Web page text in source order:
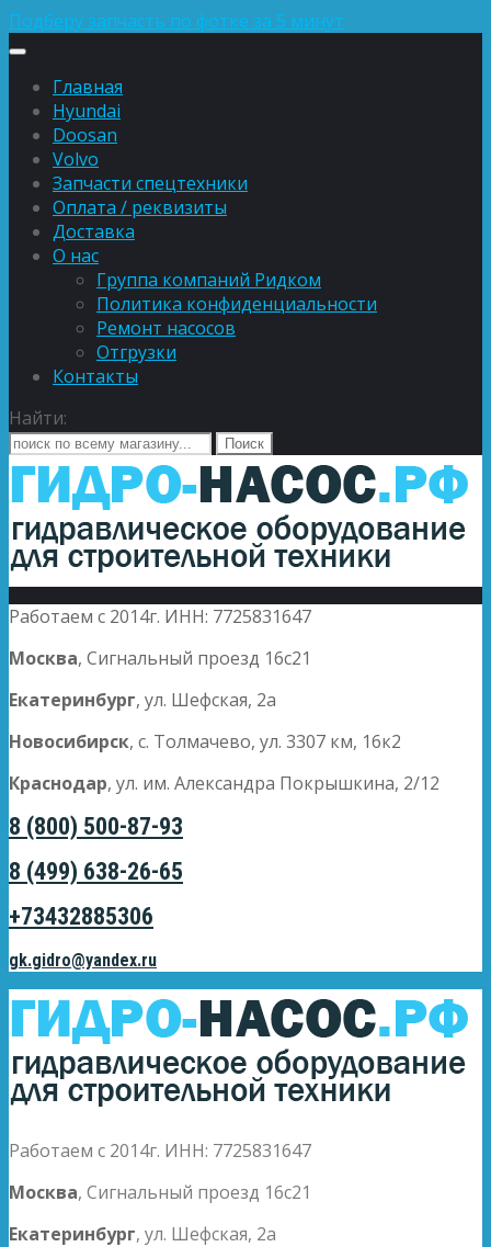
Подберу запчасть по фотке за 5 минут
Главная
Hyundai
Doosan
Volvo
Запчасти спецтехники
Оплата / реквизиты
Доставка
О нас
Группа компаний Ридком
Политика конфиденциальности
Ремонт насосов
Отгрузки
Контакты
Найти:
Работаем с 2014г. ИНН: 7725831647
Москва, Сигнальный проезд 16с21
Екатеринбург, ул. Шефская, 2а
Новосибирск, с. Толмачево, ул. 3307 км, 16к2
Краснодар, ул. им. Александра Покрышкина, 2/12
8 (800) 500-87-93
8 (499) 638-26-65
+73432885306
gk.gidro@yandex.ru
Работаем с 2014г. ИНН: 7725831647
Москва, Сигнальный проезд 16с21
Екатеринбург, ул. Шефская, 2а